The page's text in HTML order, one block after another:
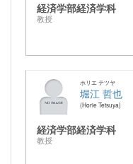
経済学部経済学科
教授
ホリエ テツヤ
堀江 哲也
Horie Tetsuya
経済学部経済学科
教授